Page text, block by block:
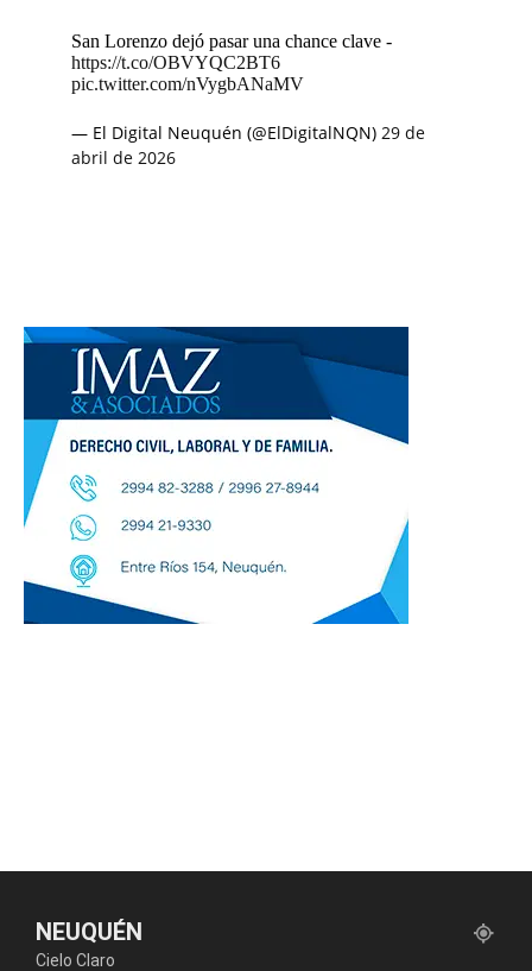
San Lorenzo dejó pasar una chance clave -
https://t.co/OBVYQC2BT6
pic.twitter.com/nVygbANaMV
— El Digital Neuquén (@ElDigitalNQN) 29 de
abril de 2026
NEUQUÉN
Cielo Claro